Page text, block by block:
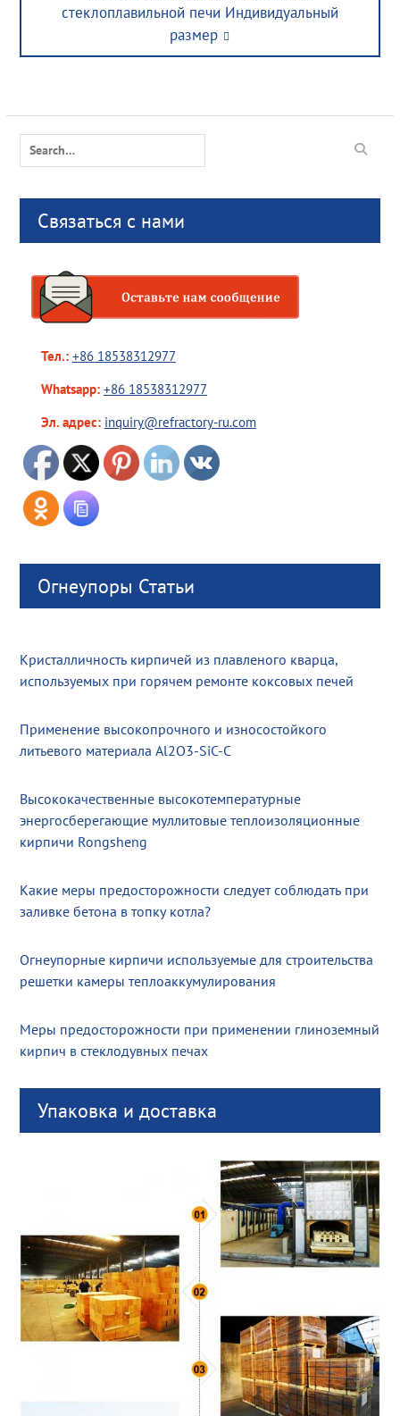
стеклоплавильной печи Индивидуальный
размер
Search
Связаться с нами
Тел.: +86 18538312977
Whatsapp: +86 18538312977
Эл. адрес: inquiry@refractory-ru.com
Огнеупоры Статьи
Кристалличность кирпичей из плавленого кварца,
используемых при горячем ремонте коксовых печей
Применение высокопрочного и износостойкого
литьевого материала Al2O3-SiC-C
Высококачественные высокотемпературные
энергосберегающие муллитовые теплоизоляционные
кирпичи Rongsheng
Какие меры предосторожности следует соблюдать при
заливке бетона в топку котла?
Огнеупорные кирпичи используемые для строительства
решетки камеры теплоаккумулирования
Меры предосторожности при применении глиноземный
кирпич в стеклодувных печах
Упаковка и доставка